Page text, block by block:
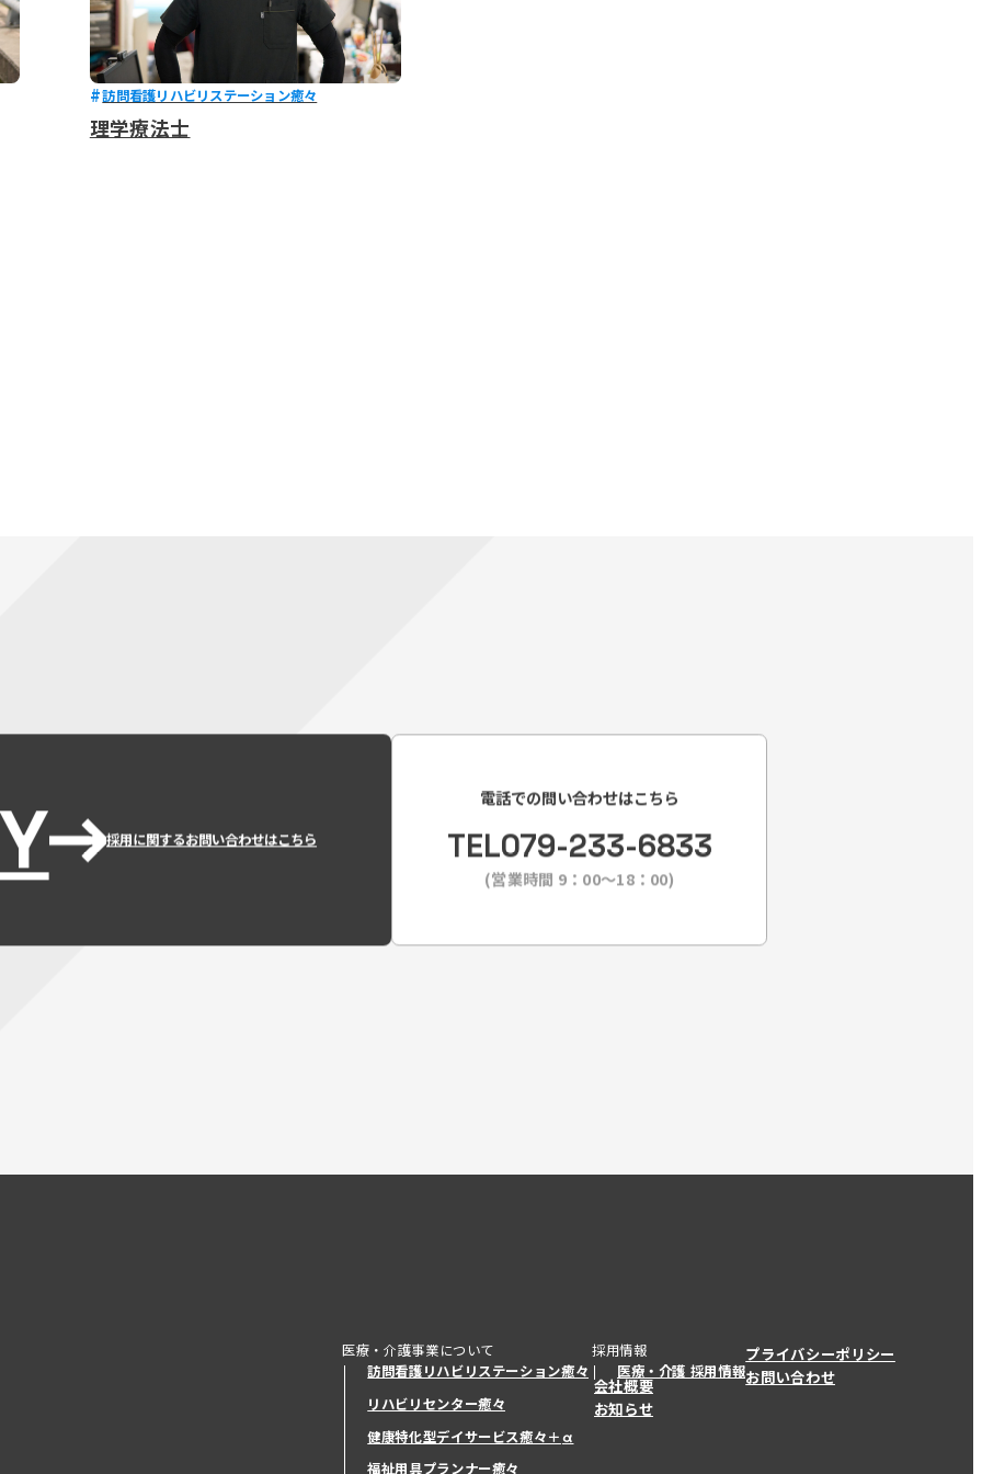
訪問看護リハビリステーション癒々
理学療法士
採用に関するお問い合わせはこちら
電話での問い合わせはこちら
TEL079-233-6833
(営業時間 9：00〜18：00)
医療・介護事業について
訪問看護リハビリステーション癒々
リハビリセンター癒々
健康特化型デイサービス癒々＋α
健康特化型デイサービス癒々＋
福祉用具プランナー癒々
採用情報
医療・介護 採用情報
会社概要
お知らせ
プライバシーポリシー
お問い合わせ